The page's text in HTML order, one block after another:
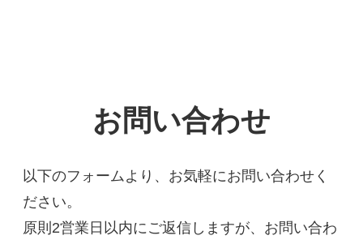
お問い合わせ
以下のフォームより、お気軽にお問い合わせく
ださい。
原則2営業日以内にご返信しますが、お問い合わ